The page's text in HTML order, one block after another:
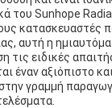
του Sunhope
κατασκευαστές
αυτή η
τις ειδικές
έναν αξιόπιστο
γραμμή